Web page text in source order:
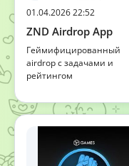
01.04.2026 22:52
ZND Airdrop App
Геймифицированный
airdrop с задачами и
рейтингом